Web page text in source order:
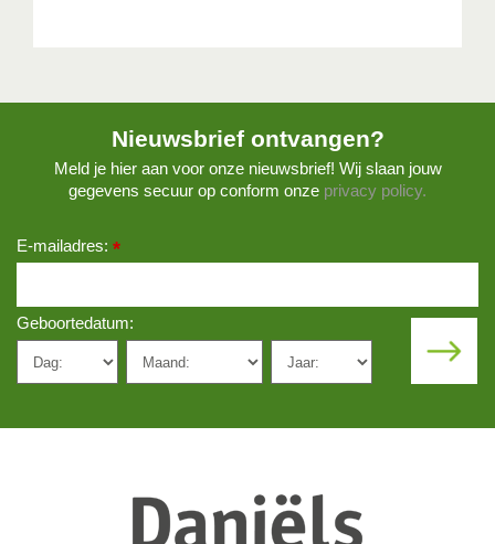
Nieuwsbrief ontvangen?
Meld je hier aan voor onze nieuwsbrief! Wij slaan jouw
gegevens secuur op conform onze privacy policy.
E-mailadres: *
Geboortedatum: